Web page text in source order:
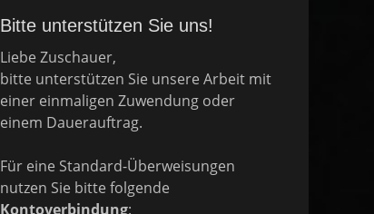
Bitte unterstützen Sie uns!
Liebe Zuschauer,
bitte unterstützen Sie unsere Arbeit mit
einer einmaligen Zuwendung oder
einem Dauerauftrag.
Für eine Standard-Überweisungen
nutzen Sie bitte folgende
Kontoverbindung: